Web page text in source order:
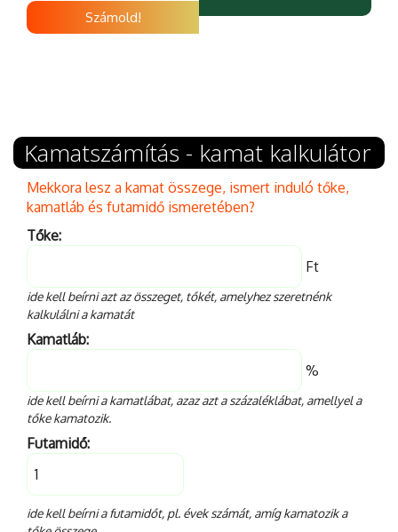
Számold!
Kamatszámítás - kamat kalkulátor
Mekkora lesz a kamat összege, ismert induló tőke,
kamatláb és futamidő ismeretében?
Tőke:
Ft
ide kell beírni azt az összeget, tőkét, amelyhez szeretnénk
kalkulálni a kamatát
Kamatláb:
%
ide kell beírni a kamatlábat, azaz azt a százaléklábat, amellyel a
tőke kamatozik.
Futamidő:
ide kell beírni a futamidőt, pl. évek számát, amíg kamatozik a